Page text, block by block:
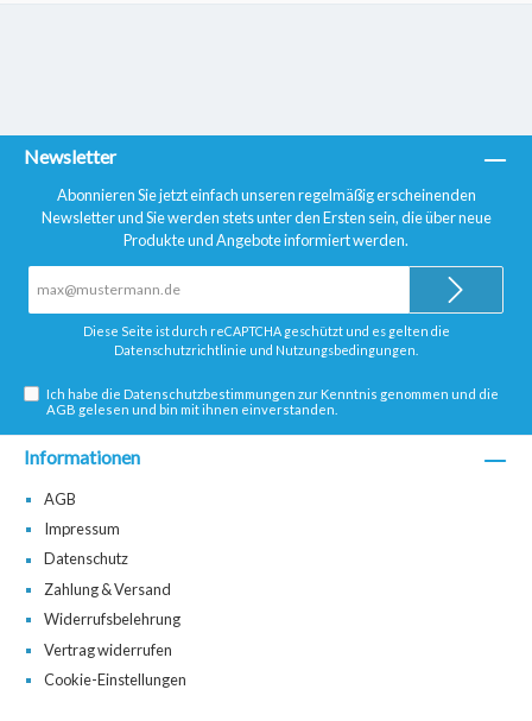
Newsletter
Abonnieren Sie jetzt einfach unseren regelmäßig erscheinenden
Newsletter und Sie werden stets unter den Ersten sein, die über neue
Produkte und Angebote informiert werden.
Adresse*
Diese Seite ist durch reCAPTCHA geschützt und es gelten die
Datenschutzrichtlinie und Nutzungsbedingungen
Ich habe dieDatenschutzbestimmungen zur Kenntnis genommen und die
AGB gelesen und bin mit ihnen einverstanden.
Informationen
AGB
Impressum
Datenschutz
Zahlung & Versand
Widerrufsbelehrung
Vertrag widerrufen
Cookie-Einstellungen